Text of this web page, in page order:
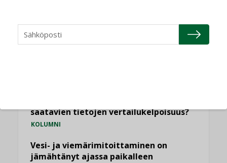
Sähköistäminen säästää euroja
KOLUMNI
saatavien tietojen vertailukelpoisuus?
KOLUMNI
Vesi- ja viemärimitoittaminen on
jämähtänyt ajassa paikalleen